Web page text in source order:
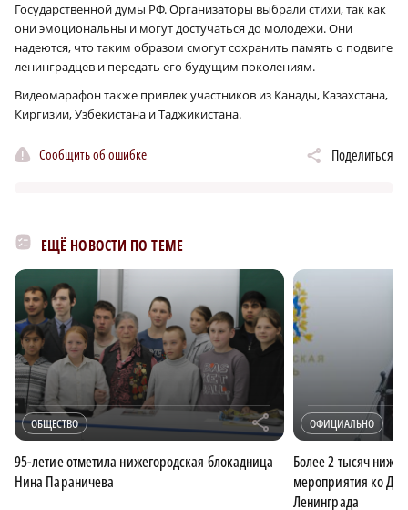
Государственной думы РФ. Организаторы выбрали стихи, так как
они эмоциональны и могут достучаться до молодежи. Они
надеются, что таким образом смогут сохранить память о подвиге
ленинградцев и передать его будущим поколениям.
Видеомарафон также привлек участников из Канады, Казахстана,
Киргизии, Узбекистана и Таджикистана.
Сообщить об ошибке Поделиться
ЕЩЁ НОВОСТИ ПО ТЕМЕ
ОБЩЕСТВО r
95-летие отметила нижегородская блокадница
Нина Параничева
ОФИЦИАЛЬНО
Более 2 тысяч
мероприятия ко
Ленинграда